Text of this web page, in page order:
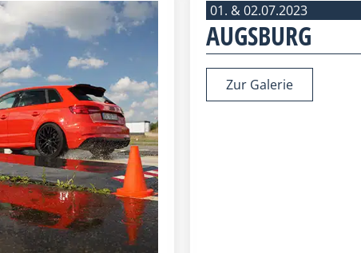
01. & 02.07.2023
AUGSBURG
Zur Galerie